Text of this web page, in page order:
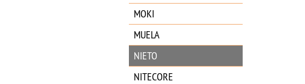
MOKI
MUELA
NIETO
NITECORE